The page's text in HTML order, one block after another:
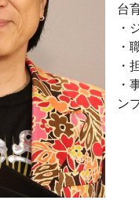
台
・
・
・
・
ン